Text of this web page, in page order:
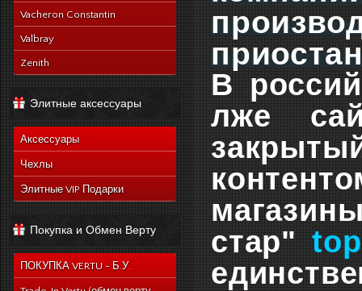
Vacheron Constantin
Valbray
Zenith
Элитные аксессуары
Аксессуары
Чехлы
Элитные VIP Подарки
Покупка и Обмен Верту
ПОКУПКА VERTU - Б.У.
В
лже
стар"